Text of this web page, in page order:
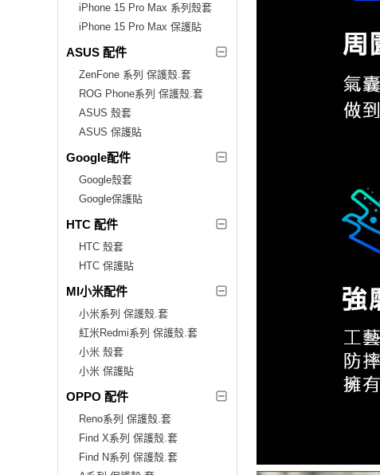
iPhone 15 Pro Max 系列殼套
iPhone 15 Pro Max 保護貼
ASUS 配件
ZenFone 系列 保護殼.套
ROG Phone系列 保護殼.套
ASUS 殼套
ASUS 保護貼
Google配件
Google殼套
Google保護貼
HTC 配件
HTC 殼套
HTC 保護貼
MI小米配件
小米系列 保護殼.套
紅米Redmi系列 保護殼.套
小米 殼套
小米 保護貼
OPPO 配件
Reno系列 保護殼.套
Find X系列 保護殼.套
Find N系列 保護殼.套